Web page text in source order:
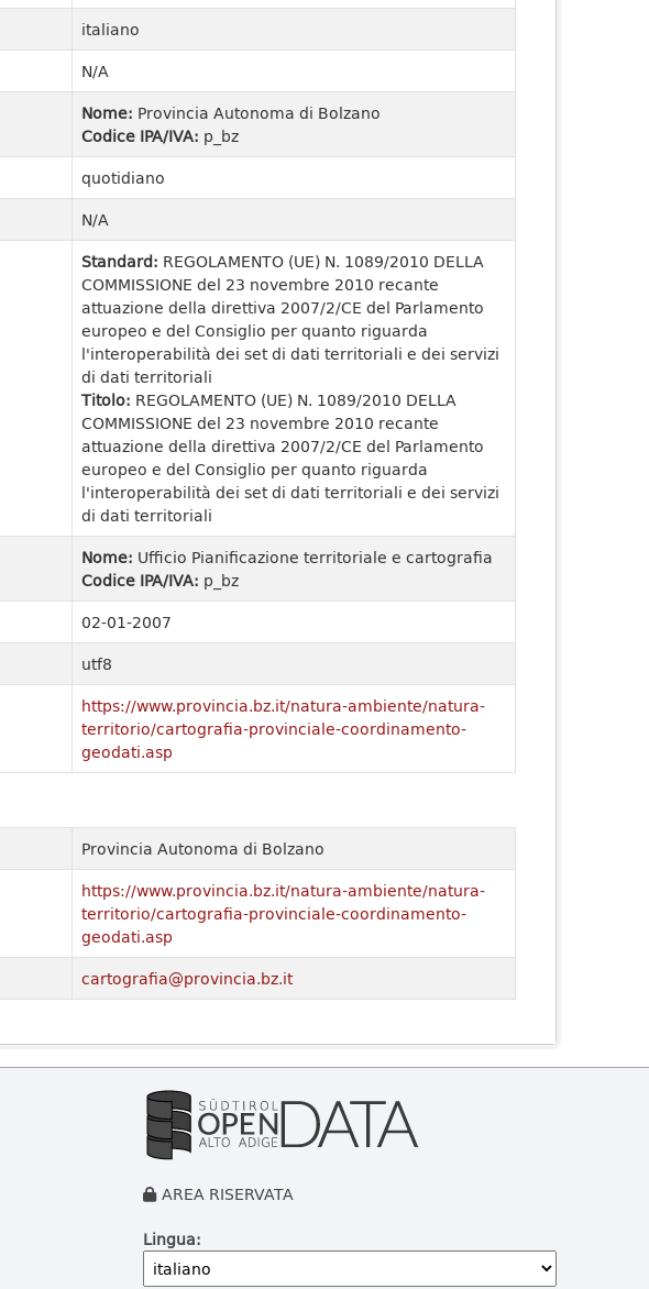
italiano
N/A
Nome: Provincia Autonoma di Bolzano
Codice IPA/IVA: p_bz
quotidiano
N/A
Standard: REGOLAMENTO (UE) N. 1089/2010 DELLA
COMMISSIONE del 23 novembre 2010 recante
attuazione della direttiva 2007/2/CE del Parlamento
europeo e del Consiglio per quanto riguarda
l'interoperabilità dei set di dati territoriali e dei servizi
di dati territoriali
Titolo: REGOLAMENTO (UE) N. 1089/2010 DELLA
COMMISSIONE del 23 novembre 2010 recante
attuazione della direttiva 2007/2/CE del Parlamento
europeo e del Consiglio per quanto riguarda
l'interoperabilità dei set di dati territoriali e dei servizi
di dati territoriali
Nome: Ufficio Pianificazione territoriale e cartografia
Codice IPA/IVA: p_bz
02-01-2007
utf8
https://www.provincia.bz.it/natura-ambiente/natura-
territorio/cartografia-provinciale-coordinamento-
geodati.asp
Provincia Autonoma di Bolzano
https://www.provincia.bz.it/natura-ambiente/natura-
territorio/cartografia-provinciale-coordinamento-
geodati.asp
cartografia@provincia.bz.it
AREA RISERVATA
Lingua